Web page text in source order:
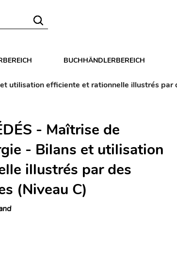
BUCHHÄNDLERBEREICH
et utilisation efficiente et rationnelle illustrés
- Maîtrise de
- Bilans et utilisation
illustrés par des
(Niveau C)